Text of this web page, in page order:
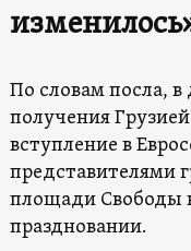
По словам посла, в
получения
вступление в
представителями
площади Свободы
праздновании.